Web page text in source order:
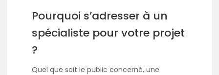
Pourquoi s’adresser à un
spécialiste pour votre projet
?
Quel que soit le public concerné, une